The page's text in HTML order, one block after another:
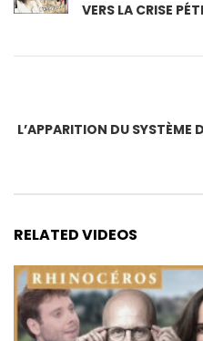
VERS LA CRISE
L’APPARITION DU SYSTÈME
RELATED VIDEOS